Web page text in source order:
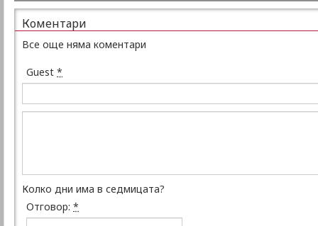
Коментари
Все още няма коментари
Guest *
Колко дни има в седмицата?
Отговор: *